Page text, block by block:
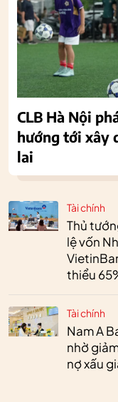
Tài chính
Thủ
lệ vốn
thiểu
Tài chính
Nam A
nhờ
nợ xấu
CLB Hà Nội
hướng tới xây
lai